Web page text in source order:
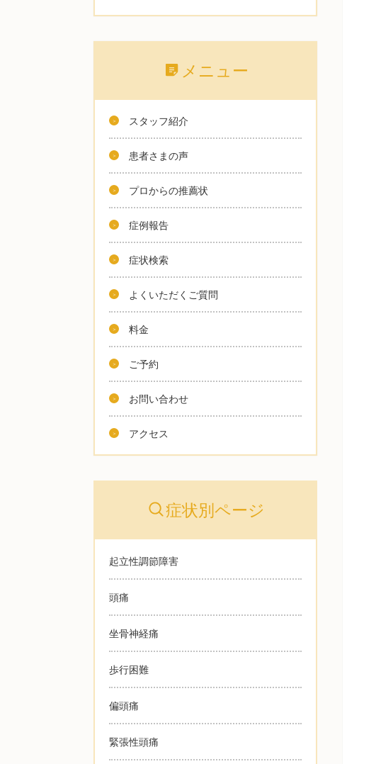
メニュー
スタッフ紹介
患者さまの声
プロからの推薦状
症例報告
症状検索
よくいただくご質問
料金
ご予約
お問い合わせ
アクセス
症状別ページ
起立性調節障害
頭痛
坐骨神経痛
歩行困難
偏頭痛
緊張性頭痛